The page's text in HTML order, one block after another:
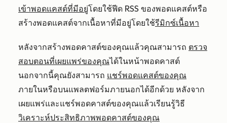
เข้าพอดแคสต์ที่มีอยู่โดยใช้ฟีด RSS ของพอดแคสต์หรือ
สร้างพอดแคสต์จากเนื้อหาที่มีอยู่โดยใช้รีมิกซ์เนื้อหา
หลังจากสร้างพอดคาสต์ของคุณแล้วคุณสามารถ ตรวจ
สอบตอนที่เผยแพร่ของคุณได้ในหน้าพอดคาสต์
นอกจากนี้คุณยังสามารถ แชร์พอดแคสต์ของคุณ
ภายในหรือบนแพลตฟอร์มภายนอกได้อีกด้วย หลังจาก
เผยแพร่และแชร์พอดคาสต์ของคุณแล้วเรียนรู้วิธี
วิเคราะห์ประสิทธิภาพพอดคาสต์ของคุณ